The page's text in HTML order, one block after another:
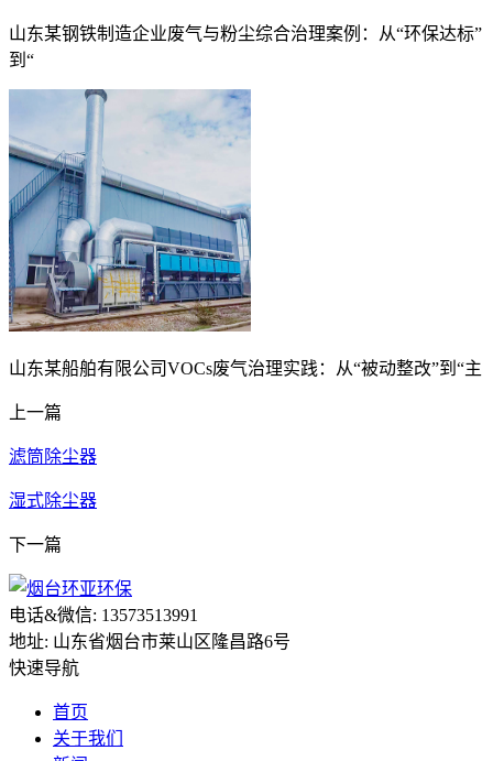
山东某钢铁制造企业废气与粉尘综合治理案例：从“环保达标”
到“
山东某船舶有限公司VOCs废气治理实践：从“被动整改”到“主
上一篇
滤筒除尘器
湿式除尘器
下一篇
电话&微信: 13573513991
地址: 山东省烟台市莱山区隆昌路6号
快速导航
首页
关于我们